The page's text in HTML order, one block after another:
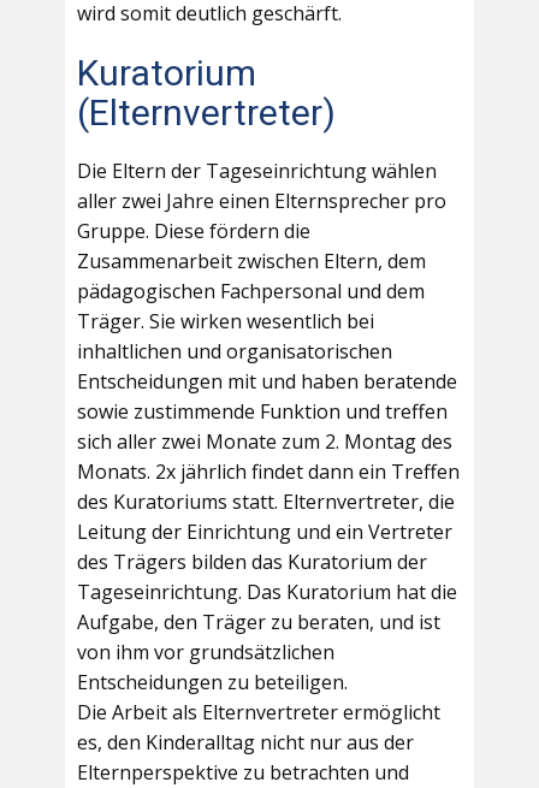
wird somit deutlich geschärft.
Kuratorium
(Elternvertreter)
Die Eltern der Tageseinrichtung wählen
aller zwei Jahre einen Elternsprecher pro
Gruppe. Diese fördern die
Zusammenarbeit zwischen Eltern, dem
pädagogischen Fachpersonal und dem
Träger. Sie wirken wesentlich bei
inhaltlichen und organisatorischen
Entscheidungen mit und haben beratende
sowie zustimmende Funktion und treffen
sich aller zwei Monate zum 2. Montag des
Monats. 2x jährlich findet dann ein Treffen
des Kuratoriums statt. Elternvertreter, die
Leitung der Einrichtung und ein Vertreter
des Trägers bilden das Kuratorium der
Tageseinrichtung. Das Kuratorium hat die
Aufgabe, den Träger zu beraten, und ist
von ihm vor grundsätzlichen
Entscheidungen zu beteiligen.
Die Arbeit als Elternvertreter ermöglicht
es, den Kinderalltag nicht nur aus der
Elternperspektive zu betrachten und